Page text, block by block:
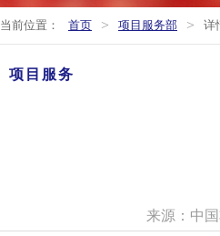
当前位置： 首页 > 项目服务部 > 详
项目服务
来源：中